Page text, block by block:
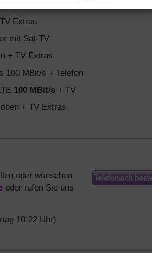
Extras
mit Sat-TV
+ TV Extras
100 MBit/s + Telefon
100 MBit/s + TV
+ TV Extras
oder wünschen
oder rufen Sie uns
10-22 Uhr)